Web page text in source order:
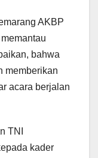
AKBP
bahwa
memberikan
acara berjalan
TNI
kader